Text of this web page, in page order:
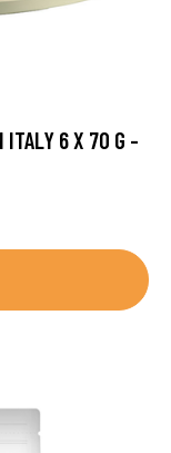
ITALY 6 X 70 G -